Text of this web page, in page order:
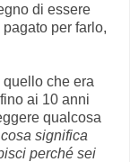
di essere
per farlo,
che era
ai 10 anni
qualcosa
significa
perché sei